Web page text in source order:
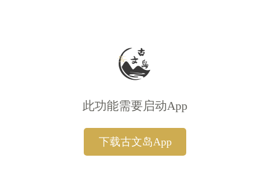
此功能需要启动App
下载古文岛App